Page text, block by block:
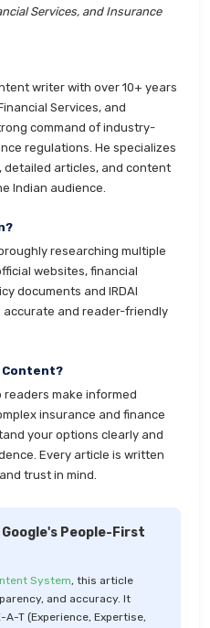
Services, and Insurance
writer with over 10+ years
Services, and
command of industry-
regulations. He specializes
articles, and content
Indian audience.
researching multiple
websites, financial
documents and IRDAI
accurate and reader-friendly
Content?
make informed
insurance and finance
your options clearly and
Every article is written
trust in mind.
People-First
System, this article
and accuracy. It
T (Experience, Expertise,